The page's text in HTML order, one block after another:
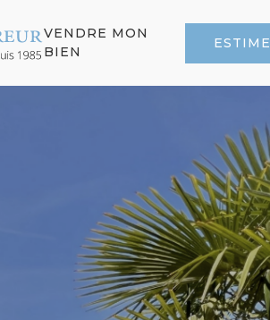
VENDRE MON
BIEN